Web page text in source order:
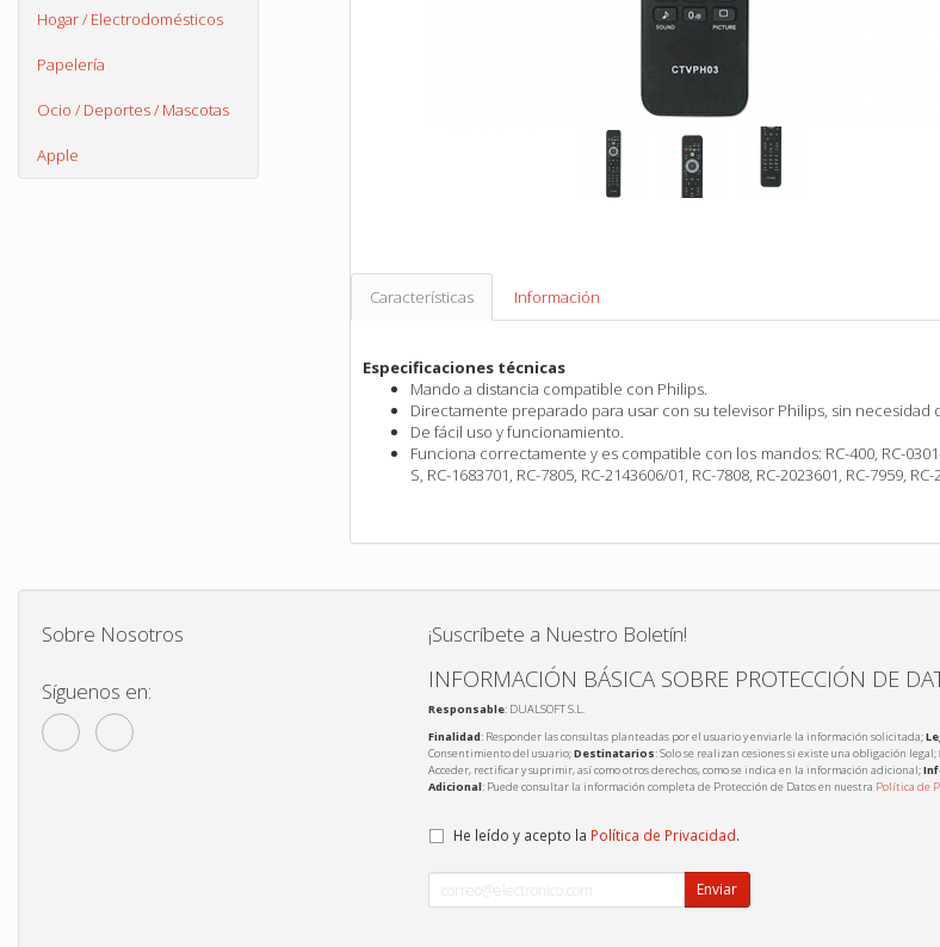
Hogar / Electrodomésticos
Papelería
Ocio / Deportes / Mascotas
Apple
Características Información
Especificaciones técnicas
Mando a distancia compatible con Philips.
Directamente preparado para usar con su televisor Philips, sin necesidad
De fácil uso y funcionamiento.
Funciona correctamente y es compatible con los mandos: RC-400, RC-0301-
S, RC-1683701, RC-7805, RC-2143606/01, RC-7808, RC-2023601, RC-7959,
Sobre Nosotros
Síguenos en:
¡Suscríbete a Nuestro Boletín!
INFORMACIÓN BÁSICA SOBRE PROTECCIÓN DE
Responsable: DUALSOFT S.L.
Finalidad: Responder las consultas planteadas por el usuario y enviarle la información solicitada;
Consentimiento del usuario;Destinatarios: Solo se realizan cesiones si existe una obligación legal;
Acceder, rectificar y suprimir, así como otros derechos, como se indica en la información adicional;
Adicional: Puede consultar la información completa de Protección de Datos en nuestra Política de
He leído y acepto la Política de Privacidad.
Enviar